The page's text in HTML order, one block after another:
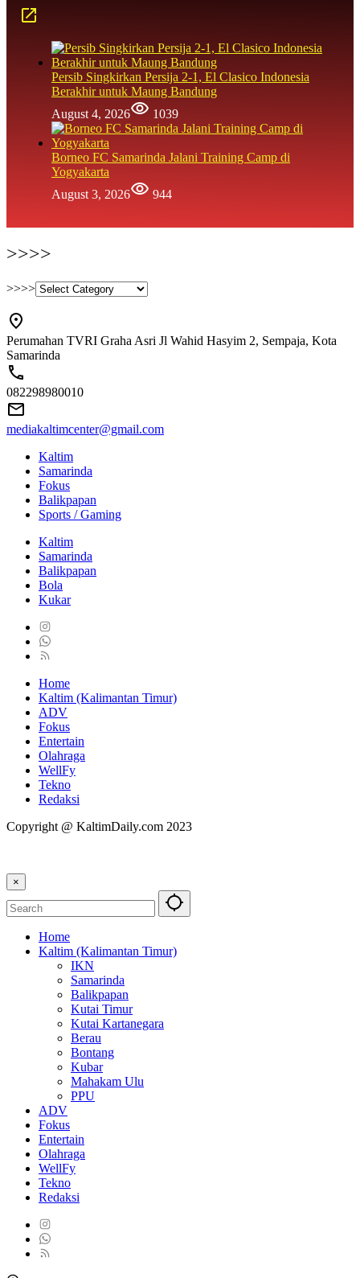
Persib Singkirkan Persija 2-1, El Clasico Indonesia
Berakhir untuk Maung Bandung
August 4, 2026
1039
Borneo FC Samarinda Jalani Training Camp di
Yogyakarta
August 3, 2026
944
>>>>
>>>>
Perumahan TVRI Graha Asri Jl Wahid Hasyim 2, Sempaja, Kota
Samarinda
082298980010
mediakaltimcenter@gmail.com
Kaltim
Samarinda
Fokus
Balikpapan
Sports / Gaming
Kaltim
Samarinda
Balikpapan
Bola
Kukar
Home
Kaltim (Kalimantan Timur)
ADV
Fokus
Entertain
Olahraga
WellFy
Tekno
Redaksi
Copyright @ KaltimDaily.com 2023
×
Home
Kaltim (Kalimantan Timur)
IKN
Samarinda
Balikpapan
Kutai Timur
Kutai Kartanegara
Berau
Bontang
Kubar
Mahakam Ulu
PPU
ADV
Fokus
Entertain
Olahraga
WellFy
Tekno
Redaksi